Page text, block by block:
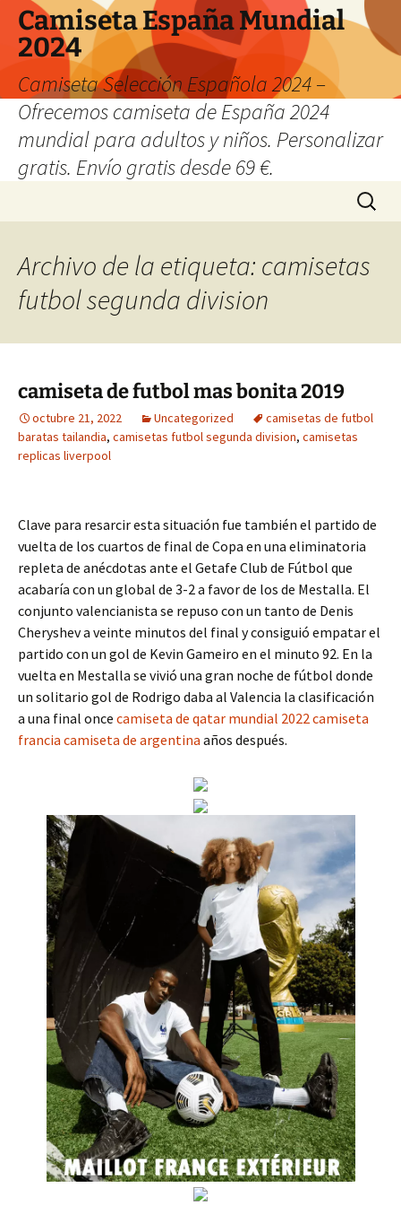
Camiseta España Mundial
2024
Camiseta Selección Española 2024 –
Ofrecemos camiseta de España 2024
mundial para adultos y niños. Personalizar
gratis. Envío gratis desde 69 €.
Buscar:
Archivo de la etiqueta: camisetas
futbol segunda division
camiseta de futbol mas bonita 2019
octubre 21, 2022 Uncategorized
camisetas de futbol
baratas tailandia, camisetas futbol segunda division, camisetas
replicas liverpool
Clave para resarcir esta situación fue también el partido de
vuelta de los cuartos de final de Copa en una eliminatoria
repleta de anécdotas ante el Getafe Club de Fútbol que
acabaría con un global de 3-2 a favor de los de Mestalla. El
conjunto valencianista se repuso con un tanto de Denis
Cheryshev a veinte minutos del final y consiguió empatar el
partido con un gol de Kevin Gameiro en el minuto 92. En la
vuelta en Mestalla se vivió una gran noche de fútbol donde
un solitario gol de Rodrigo daba al Valencia la clasificación
a una final once camiseta de qatar mundial 2022camiseta
francia camiseta de argentina años después.